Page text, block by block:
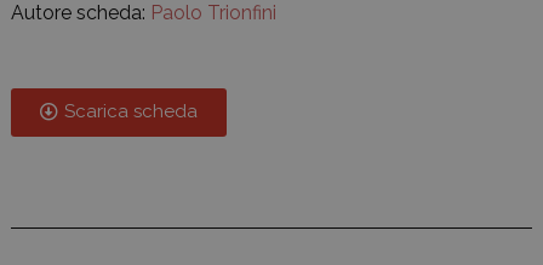
Autore scheda: Paolo Trionfini
Scarica scheda